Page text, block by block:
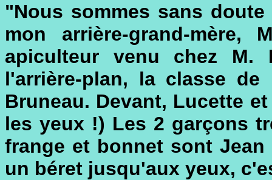
"Nous sommes sans
mon arrière-grand-
apiculteur venu chez M.
l'arrière-plan, la classe de
Bruneau. Devant, Lucette
les yeux !) Les 2 garçons
frange et bonnet sont Jean
un béret jusqu'aux yeux,